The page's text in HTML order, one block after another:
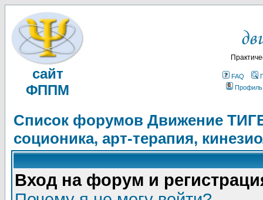
сайт
ФППМ
FAQ
Профиль
Список форумов Движение
соционика, арт-терапия,
Вход на форум и